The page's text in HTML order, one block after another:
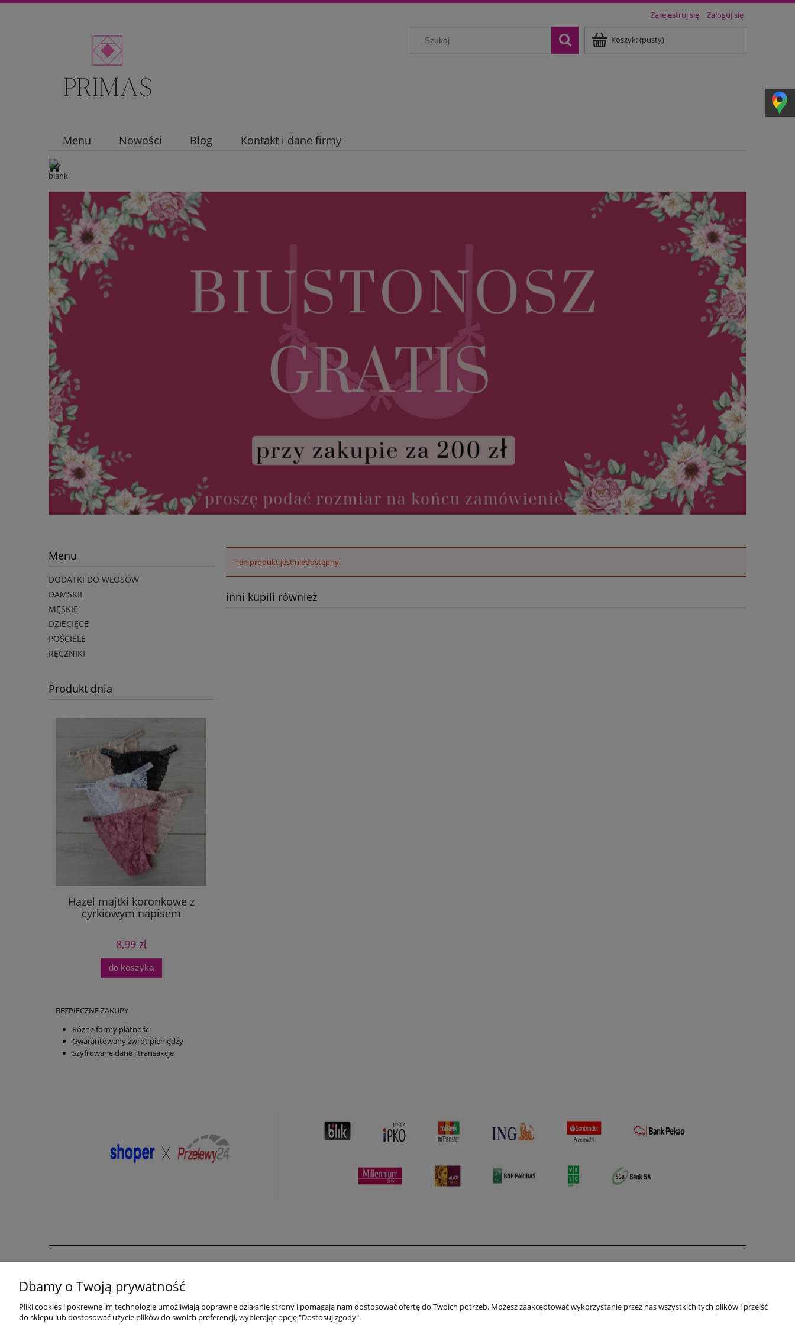
Zarejestruj się Zaloguj się
Koszyk:(pusty)
Menu Nowości Blog Kontakt i dane firmy
Menu
DODATKI DO WŁOSÓW
DAMSKIE
MĘSKIE
DZIECIĘCE
POŚCIELE
RĘCZNIKI
Produkt dnia
Hazel majtki koronkowe z
cyrkiowym napisem
8,99 zł
do koszyka
BEZPIECZNE ZAKUPY
Różne formy płatności
Gwarantowany zwrot pieniędzy
Szyfrowane dane i transakcje
Ten produkt jest niedostępny.
inni kupili również
karta rabatowa
biustonosz gratis
Ustawienia konta
Czas i koszty dostawy
Jak kupować?
Primas
Dbamy o Twoją prywatność
Pliki cookies i pokrewne im technologie umożliwiają poprawne działanie strony i pomagają nam dostosować ofertę do Twoich potrzeb. Możesz zaakceptować wykorzystanie przez nas wszystkich tych plików i przejść
do sklepu lub dostosować użycie plików do swoich preferencji, wybierając opcję "Dostosuj zgody".